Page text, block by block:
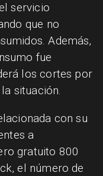
servicio
que no
Además,
fue
los cortes por
situación.
con su
a
gratuito 800
el número de